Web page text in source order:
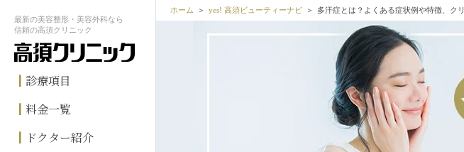
最新の美容整形・美容外科なら
信頼の高須クリニック
診療項目
料金一覧
ドクター紹介
ホーム yes! 高須ビューティーナビ 多汗症とは？よくある症状例や特徴、ク